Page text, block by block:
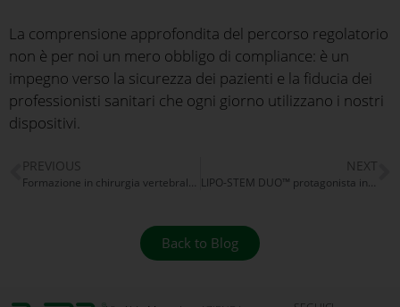
La comprensione approfondita del percorso regolatorio
non è per noi un mero obbligo di compliance: è un
impegno verso la sicurezza dei pazienti e la fiducia dei
professionisti sanitari che ogni giorno utilizzano i nostri
dispositivi.
PREVIOUS NEXT
Back to Blog